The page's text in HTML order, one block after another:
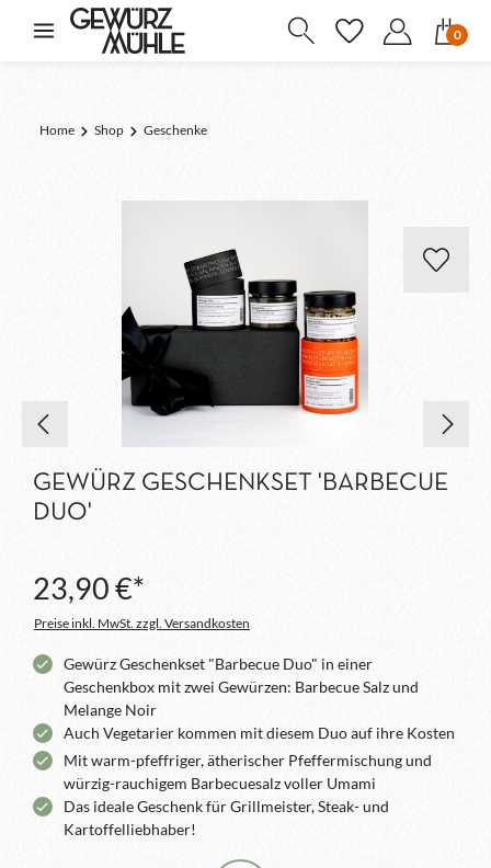
springen
0
Home Shop Geschenke
GEWÜRZ GESCHENKSET 'BARBECUE
DUO'
23,90 €*
Preise inkl. MwSt. zzgl. Versandkosten
Gewürz Geschenkset "Barbecue Duo" in einer
Geschenkbox mit zwei Gewürzen: Barbecue Salz und
Melange Noir
Auch Vegetarier kommen mit diesem Duo auf ihre Kosten
Mit warm-pfeffriger, ätherischer Pfeffermischung und
würzig-rauchigem Barbecuesalz voller Umami
Das ideale Geschenk für Grillmeister, Steak- und
Kartoffelliebhaber!